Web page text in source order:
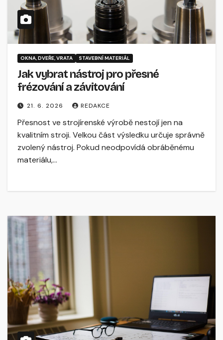
OKNA, DVEŘE, VRATA STAVEBNÍ MATERIÁL
Jak vybrat nástroj pro přesné
frézování a závitování
21. 6. 2026 REDAKCE
Přesnost ve strojírenské výrobě nestojí jen na
kvalitním stroji. Velkou část výsledku určuje správně
zvolený nástroj. Pokud neodpovídá obráběnému
materiálu,…